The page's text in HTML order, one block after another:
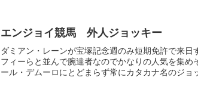
エンジョイ競馬 外人ジョッキー
ダミアン・レーンが宝塚記念週のみ短期免許で来
フィーらと並んで腕達者なのでかなりの人気を集め
ール・デムーロにとどまらず常にカタカナ名のジョ